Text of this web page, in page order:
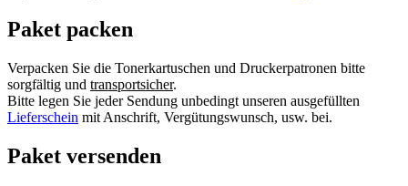
Paket packen
Verpacken Sie die Tonerkartuschen und Druckerpatronen bitte
sorgfältig und transportsicher.
Bitte legen Sie jeder Sendung unbedingt unseren ausgefüllten
Lieferschein mit Anschrift, Vergütungswunsch, usw. bei.
Paket versenden